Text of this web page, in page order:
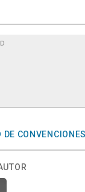
DE CONVENCIONES